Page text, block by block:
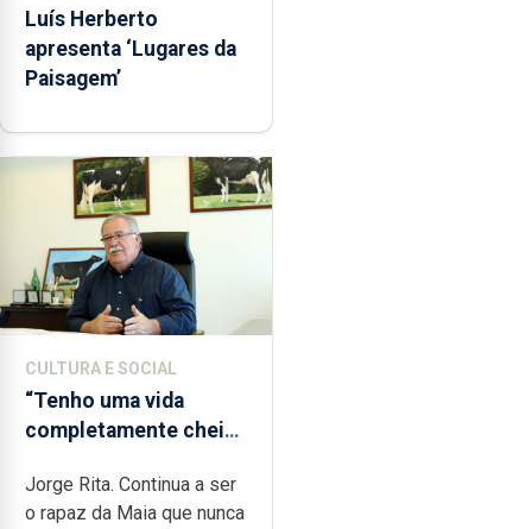
Luís Herberto
apresenta ‘Lugares da
Paisagem’
CULTURA E SOCIAL
“Tenho uma vida
completamente cheia
dedicação, gosto e
muita paixão”
Jorge Rita. Continua a ser
o rapaz da Maia que nunca